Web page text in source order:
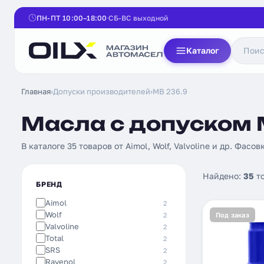
ПН-ПТ 10:00–18:00 СБ-ВС выходной
Каталог
Главная›Допуски производителей›MB 236.9
Масла с допуском
В каталоге 35 товаров от Aimol, Wolf, Valvoline и др.
БРЕНД
Aimol 2
Wolf 2
Valvoline 2
Total 2
SRS 2
Ravenol 2
Найдено: 35
Под заказ